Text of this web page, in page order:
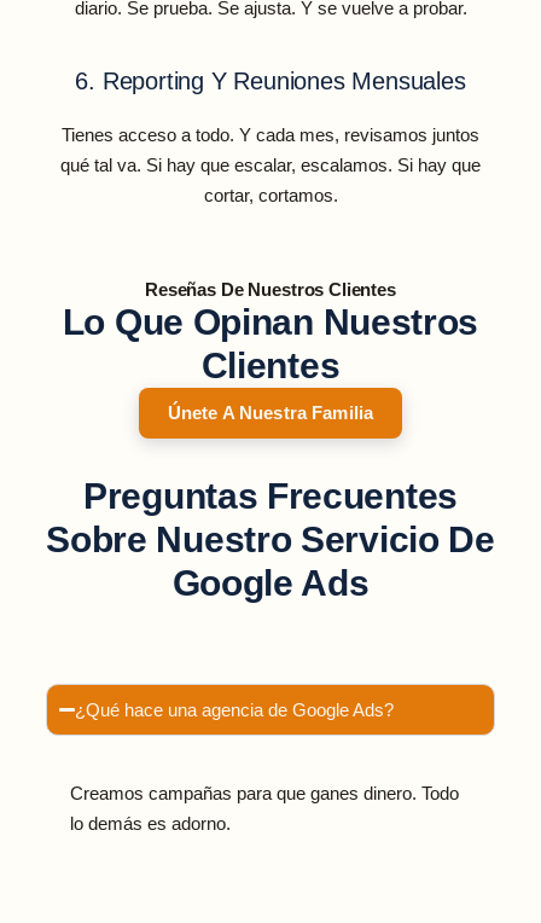
diario. Se prueba. Se ajusta. Y se vuelve a probar.
6. Reporting Y Reuniones Mensuales
Tienes acceso a todo. Y cada mes, revisamos juntos
qué tal va. Si hay que escalar, escalamos. Si hay que
cortar, cortamos.
Reseñas De Nuestros Clientes
Lo Que Opinan Nuestros
Clientes
Únete A Nuestra Familia
Preguntas Frecuentes
Sobre Nuestro Servicio De
Google Ads
¿Qué hace una agencia de Google Ads?
Creamos campañas para que ganes dinero. Todo
lo demás es adorno.